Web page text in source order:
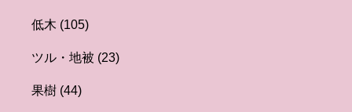
低木 (105)
ツル・地被 (23)
果樹 (44)